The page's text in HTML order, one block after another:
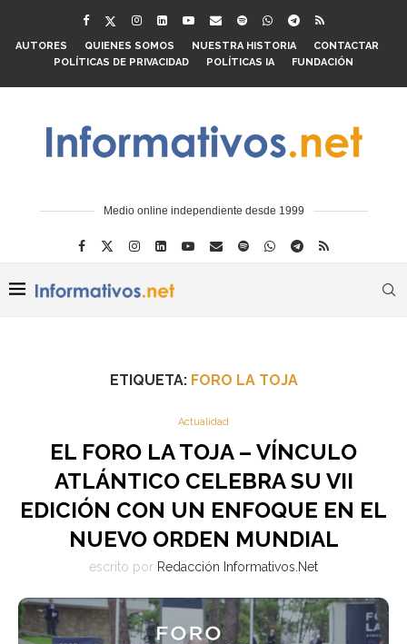
AUTORES QUIENES SOMOS NUESTRA HISTORIA
CONTACTAR
POLÍTICAS DE PRIVACIDAD
POLÍTICAS IA FUNDACIÓN
Medio online independiente desde 1999
ETIQUETA: FORO LA TOJA
Actualidad
EL FORO LA TOJA – VÍNCULO
ATLÁNTICO CELEBRA SU VII
EDICIÓN CON UN ENFOQUE EN EL
NUEVO ORDEN MUNDIAL
escrito por Redacción Informativos.Net